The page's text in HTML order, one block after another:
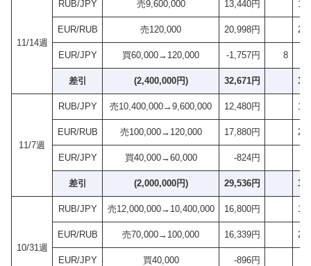
11/14週
RUB/JPY 売9,600,000 13,440円
EUR/RUB 売120,000 20,998円
EUR/JPY 買60,000→120,000 -1,757円 8
差引 (2,400,000円) 32,671円
11/7週
RUB/JPY 売10,400,000→9,600,000 12,480円
EUR/RUB 売100,000→120,000 17,880円
EUR/JPY 買40,000→60,000 -824円
差引 (2,000,000円) 29,536円
10/31週
RUB/JPY 売12,000,000→10,400,000 16,800円
EUR/RUB 売70,000→100,000 16,339円
EUR/JPY 買40,000 -896円